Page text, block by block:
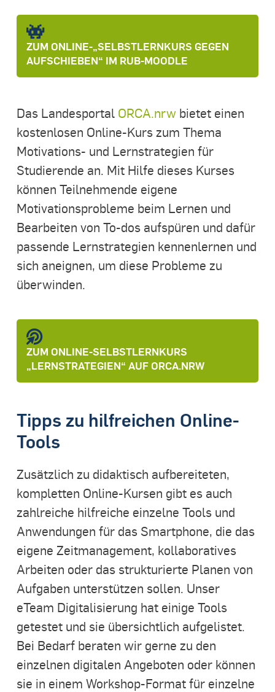
ZUM ONLINE-„SELBSTLERNKURS GEGEN
AUFSCHIEBEN“ IM RUB-MOODLE
Das Landesportal ORCA.nrwbietet einen
kostenlosen Online-Kurs zum Thema
Motivations- und Lernstrategien für
Studierende an. Mit Hilfe dieses Kurses
können Teilnehmende eigene
Motivationsprobleme beim Lernen und
Bearbeiten von To-dos aufspüren und dafür
passende Lernstrategien kennenlernen und
sich aneignen, um diese Probleme zu
überwinden.
ZUM ONLINE-SELBSTLERNKURS
„LERNSTRATEGIEN“ AUF ORCA.NRW
Tipps zu hilfreichen Online-
Tools
Zusätzlich zu didaktisch aufbereiteten,
kompletten Online-Kursen gibt es auch
zahlreiche hilfreiche einzelne Tools und
Anwendungen für das Smartphone, die das
eigene Zeitmanagement, kollaboratives
Arbeiten oder das strukturierte Planen von
Aufgaben unterstützen sollen. Unser
eTeam Digitalisierung hat einige Tools
getestet und sie übersichtlich aufgelistet.
Bei Bedarf beraten wir gerne zu den
einzelnen digitalen Angeboten oder können
sie in einem Workshop-Format für einzelne